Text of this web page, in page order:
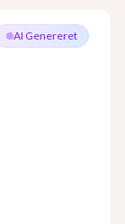
AI Genereret